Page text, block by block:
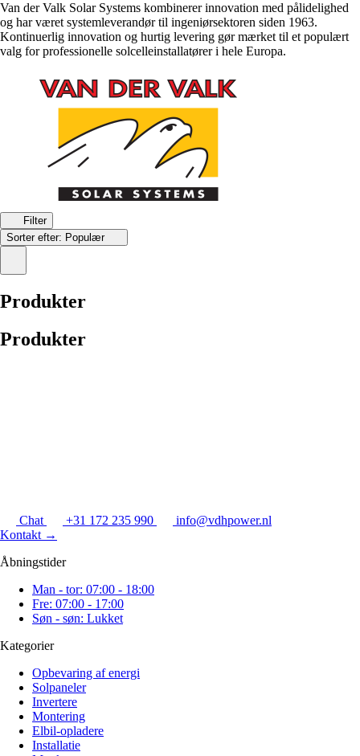
Van der Valk Solar Systems kombinerer innovation med pålidelighed
og har været systemleverandør til ingeniørsektoren siden 1963.
Kontinuerlig innovation og hurtig levering gør mærket til et populært
valg for professionelle solcelleinstallatører i hele Europa.
Filter
Sorter efter: Populær
Produkter
Produkter
Chat +31 172 235 990
info@vdhpower.nl
Kontakt →
Åbningstider
Man - tor: 07:00 - 18:00
Fre: 07:00 - 17:00
Søn - søn: Lukket
Kategorier
Opbevaring af energi
Solpaneler
Invertere
Montering
Elbil-opladere
Installatie